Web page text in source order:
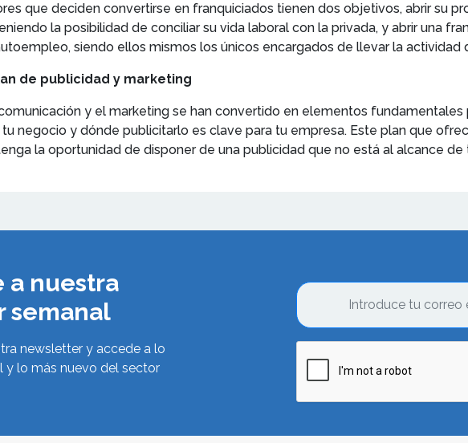
que deciden convertirse en franquiciados tienen dos objetivos, abrir su
la posibilidad de conciliar su vida laboral con la privada, y abrir una
siendo ellos mismos los únicos encargados de llevar la actividad
de publicidad y marketing
y el marketing se han convertido en elementos fundamentales
negocio y dónde publicitarlo es clave para tu empresa. Este plan que
la oportunidad de disponer de una publicidad que no está al alcance de
a nuestra
semanal
newsletter y accede a lo
y lo más nuevo del sector